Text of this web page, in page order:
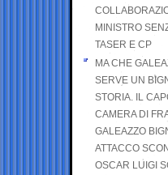
MINISTRO
TASER E CP
MA CHE
SERVE UN
STORIA. IL
CAMERA DI
GALEAZZO
ATTACCO
OSCAR LUIGI